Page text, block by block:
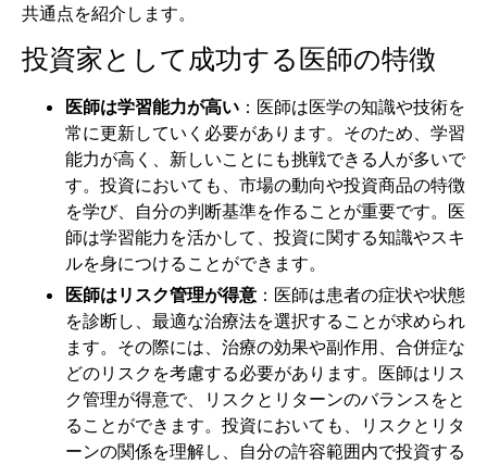
共通点を紹介します。
投資家として成功する医師の特徴
医師は学習能力が高い ：医師は医学の知識や技術を
常に更新していく必要があります。そのため、学習
能力が高く、新しいことにも挑戦できる人が多いで
す。投資においても、市場の動向や投資商品の特徴
を学び、自分の判断基準を作ることが重要です。医
師は学習能力を活かして、投資に関する知識やスキ
ルを身につけることができます。
医師はリスク管理が得意 ：医師は患者の症状や状態
を診断し、最適な治療法を選択することが求められ
ます。その際には、治療の効果や副作用、合併症な
どのリスクを考慮する必要があります。医師はリス
ク管理が得意で、リスクとリターンのバランスをと
ることができます。投資においても、リスクとリタ
ーンの関係を理解し、自分の許容範囲内で投資する